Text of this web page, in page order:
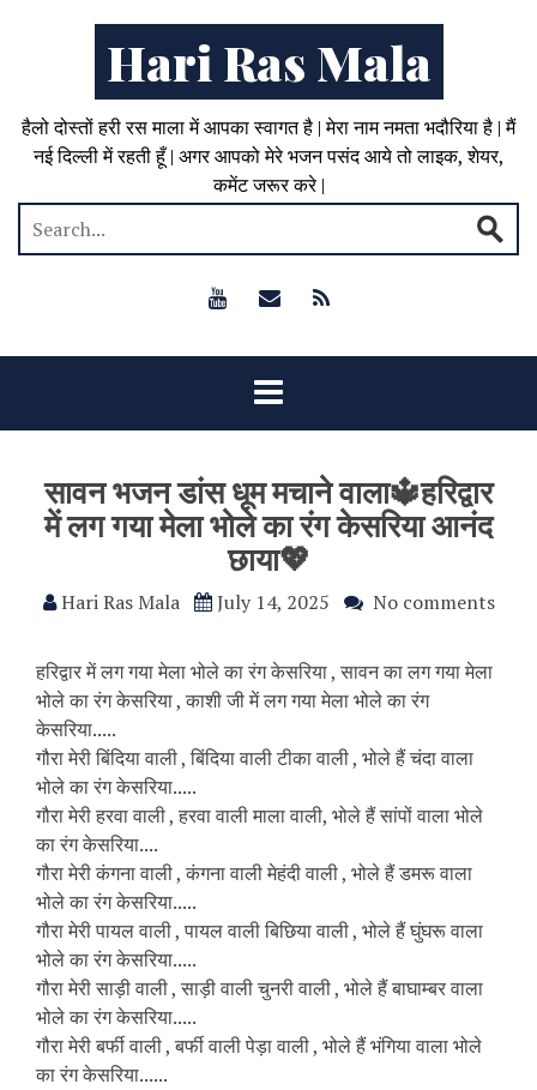
Hari Ras Mala
हैलो दोस्तों हरी रस माला में आपका स्वागत है | मेरा नाम नमता भदौरिया है | मैं
नई दिल्ली में रहती हूँ | अगर आपको मेरे भजन पसंद आये तो लाइक, शेयर,
कमेंट जरूर करे |
सावन भजन डांस धूम मचाने वाला🔱हरिद्वार
में लग गया मेला भोले का रंग केसरिया आनंद
छाया💖
Hari Ras Mala July 14, 2025 No comments
हरिद्वार में लग गया मेला भोले का रंग केसरिया , सावन का लग गया मेला
भोले का रंग केसरिया , काशी जी में लग गया मेला भोले का रंग
केसरिया.....
गौरा मेरी बिंदिया वाली , बिंदिया वाली टीका वाली , भोले हैं चंदा वाला
भोले का रंग केसरिया.....
गौरा मेरी हरवा वाली , हरवा वाली माला वाली, भोले हैं सांपों वाला भोले
का रंग केसरिया....
गौरा मेरी कंगना वाली , कंगना वाली मेहंदी वाली , भोले हैं डमरू वाला
भोले का रंग केसरिया.....
गौरा मेरी पायल वाली , पायल वाली बिछिया वाली , भोले हैं घुंघरू वाला
भोले का रंग केसरिया.....
गौरा मेरी साड़ी वाली , साड़ी वाली चुनरी वाली , भोले हैं बाघाम्बर वाला
भोले का रंग केसरिया.....
गौरा मेरी बर्फी वाली , बर्फी वाली पेड़ा वाली , भोले हैं भंगिया वाला भोले
का रंग केसरिया......